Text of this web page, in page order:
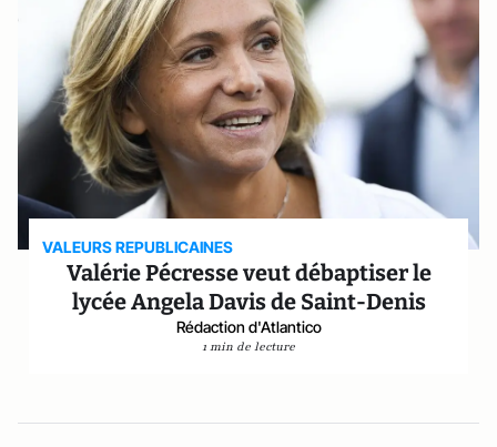
VALEURS REPUBLICAINES
Valérie Pécresse veut débaptiser le
lycée Angela Davis de Saint-Denis
Rédaction d'Atlantico
1 min de lecture